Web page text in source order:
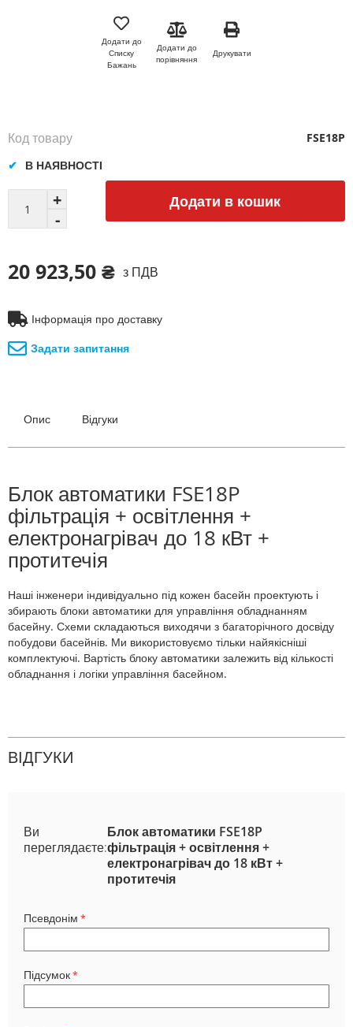
Додати до
Списку
Бажань
Додати до
порівняння
Друкувати
Додати в кошик
20 923,50 ₴ з ПДВ
В НАЯВНОСТІ
Код товару FSE18P
Інформація про доставку
Задати запитання
Опис Відгуки
Блок автоматики FSE18P
фільтрація + освітлення +
електронагрівач до 18 кВт +
протитечія
Наші інженери індивідуально під кожен басейн проектують і
збирають блоки автоматики для управління обладнанням
басейну. Схеми складаються виходячи з багаторічного досвіду
побудови басейнів. Ми використовуємо тільки найякісніші
комплектуючі. Вартість блоку автоматики залежить від кількості
обладнання і логіки управління басейном.
ВІДГУКИ
Ви
переглядаєте:
Блок автоматики FSE18P
фільтрація + освітлення +
електронагрівач до 18 кВт +
протитечія
Псевдонім
Підсумок